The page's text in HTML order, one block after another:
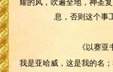
息，否则这个事
《以赛
我是亚哈威，这是我的名